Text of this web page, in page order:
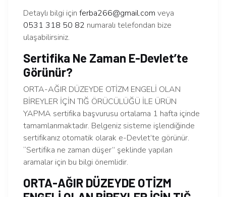
Detaylı bilgi için ferba266@gmail.com veya
0531 318 50 82 numaralı telefondan bize
ulaşabilirsiniz.
Sertifika Ne Zaman E-Devlet’te
Görünür?
ORTA-AĞIR DÜZEYDE OTİZM ENGELİ OLAN
BİREYLER İÇİN TIĞ ÖRÜCÜLÜĞÜ İLE ÜRÜN
YAPMA sertifika başvurusu ortalama 1 hafta içinde
tamamlanmaktadır. Belgeniz sisteme işlendiğinde
sertifikanız otomatik olarak e-Devlet’te görünür.
“Sertifika ne zaman düşer” şeklinde yapılan
aramalar için bu bilgi önemlidir.
ORTA-AĞIR DÜZEYDE OTİZM